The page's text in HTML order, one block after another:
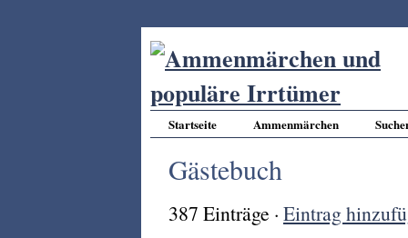
Startseite Ammenmärchen
Gästebuch
387 Einträge · Eintrag